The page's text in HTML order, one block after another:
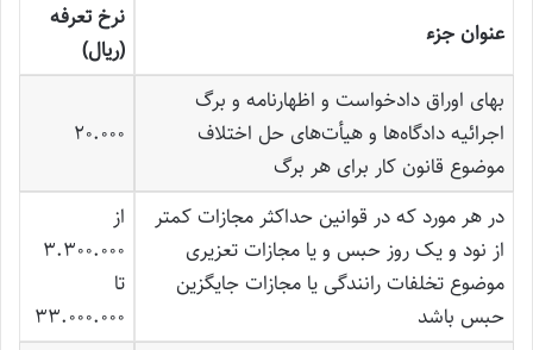
عنوان جزء
نرخ تعرفه
(ریال)
بهای اوراق دادخواست و اظهارنامه و برگ
اجرائیه دادگاه‌ها و هیأت‌های حل اختلاف
موضوع قانون کار برای هر برگ
20.000
در هر مورد که در قوانین حداکثر مجازات کمتر
از نود و یک روز حبس و یا مجازات تعزیری
موضوع تخلفات رانندگی یا مجازات جایگزین
حبس باشد
از
3.300.000
تا
33.000.000